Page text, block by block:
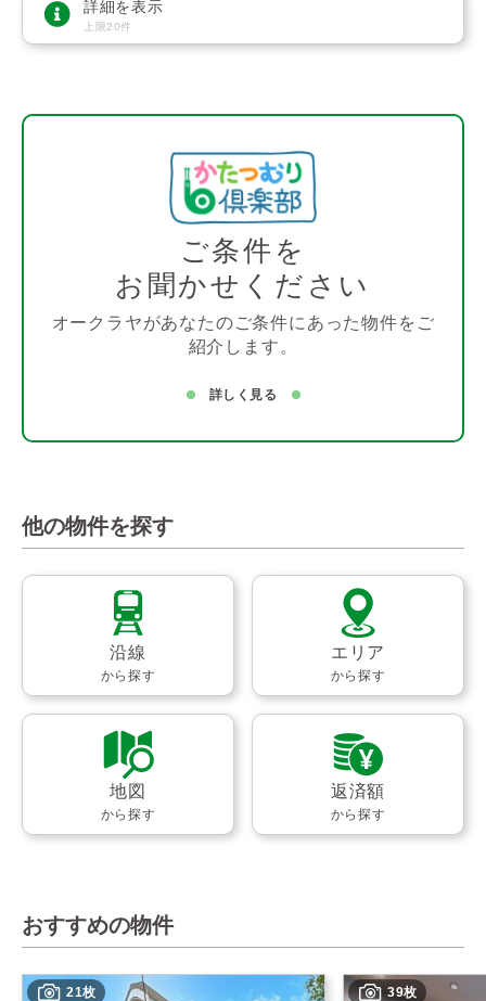
詳細を表示
上限20件
ご条件を
お聞かせください
オークラヤがあなたのご条件にあった物件をご
紹介します。
詳しく見る
他の物件を探す
沿線
から探す
エリア
から探す
地図
から探す
返済額
から探す
おすすめの物件
21枚 39枚